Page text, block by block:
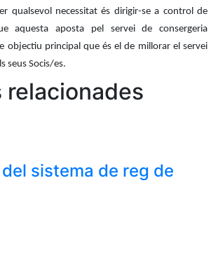
qualsevol necessitat és dirigir-se a control de
aquesta aposta pel servei de consergeria
objectiu principal que és el de millorar el servei
seus Socis/es.
relacionades
sistema de reg de